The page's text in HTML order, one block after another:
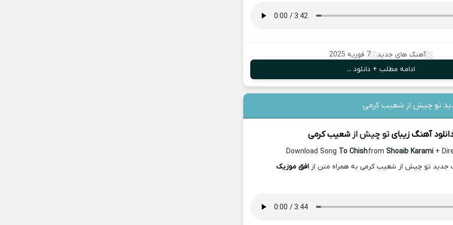
آهنگ های جدید
7 فوریه 2025
ادامه مطلب + دانلود ...
تو چیش از شعیب کرمی
آهنگ زیبای تو چیش ازشعیب کرمی
Download Song To Chishfrom Shoaib Karami +
جدید تو چیش از شعیب کرمی به همراه متن ازافق موزیک